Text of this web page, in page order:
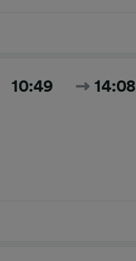
10:49 14:08